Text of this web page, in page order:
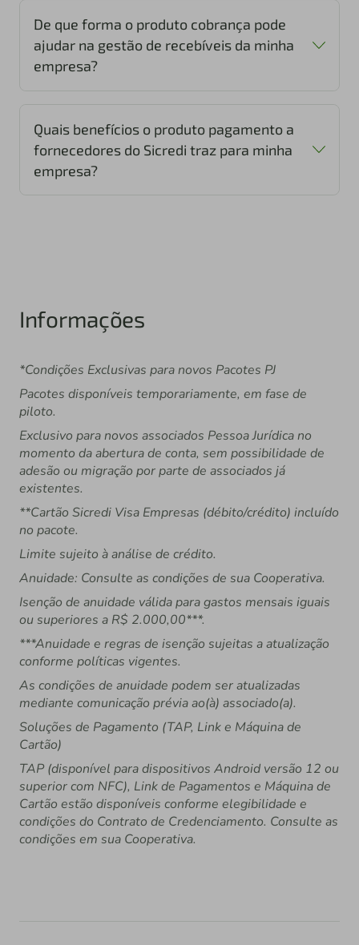
De que forma o produto cobrança pode
ajudar na gestão de recebíveis da minha
empresa?
Quais benefícios o produto pagamento a
fornecedores do Sicredi traz para minha
empresa?
Informações
*Condições Exclusivas para novos Pacotes PJ
Pacotes disponíveis temporariamente, em fase de
piloto.
Exclusivo para novos associados Pessoa Jurídica no
momento da abertura de conta, sem possibilidade de
adesão ou migração por parte de associados já
existentes.
**Cartão Sicredi Visa Empresas (débito/crédito) incluído
no pacote.
Limite sujeito à análise de crédito.
Anuidade: Consulte as condições de sua Cooperativa.
Isenção de anuidade válida para gastos mensais iguais
ou superiores a R$ 2.000,00***.
***Anuidade e regras de isenção sujeitas a atualização
conforme políticas vigentes.
As condições de anuidade podem ser atualizadas
mediante comunicação prévia ao(à) associado(a).
Soluções de Pagamento (TAP, Link e Máquina de
Cartão)
TAP (disponível para dispositivos Android versão 12 ou
superior com NFC), Link de Pagamentos e Máquina de
Cartão estão disponíveis conforme elegibilidade e
condições do Contrato de Credenciamento. Consulte as
condições em sua Cooperativa.